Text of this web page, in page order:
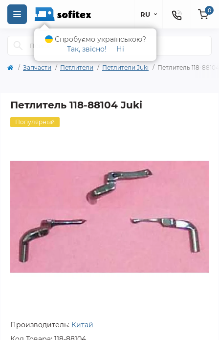
RU 0
Запчасти Петлители Петлители Juki Петлитель 118-
Петлитель 118-88104 Juki
Популярный
Производитель: Китай
Спробуємо українською?
Так, звісно!
Ні